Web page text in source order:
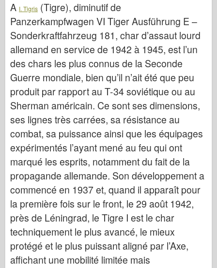
Vitéz erők
Friulmodel
Hasegawa
Heller
HobbiBoss
Italeri között
Legenda
Meng modell
Tamiya
Tristar
Trombitás
Zvezda
Albumok-Fotók
Séta körül
Könyvek
A I. Tigris (Tigre), diminutif de
Panzerkampfwagen VI Tiger Ausführung E –
Sonderkraftfahrzeug 181, char d’assaut lourd
allemand en service de 1942 à 1945, est l’un
des chars les plus connus de la Seconde
Guerre mondiale, bien qu’il n’ait été que peu
produit par rapport au T-34 soviétique ou au
Sherman américain. Ce sont ses dimensions,
ses lignes très carrées, sa résistance au
combat, sa puissance ainsi que les équipages
expérimentés l’ayant mené au feu qui ont
marqué les esprits, notamment du fait de la
propagande allemande. Son développement a
commencé en 1937 et, quand il apparaît pour
la première fois sur le front, le 29 août 1942,
près de Léningrad, le Tigre I est le char
techniquement le plus avancé, le mieux
protégé et le plus puissant aligné par l’Axe,
affichant une mobilité limitée mais